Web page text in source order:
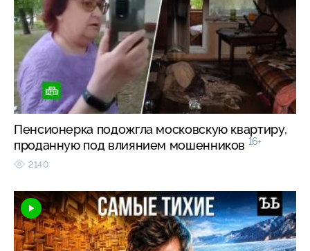
Пенсионерка подожгла московскую квартиру,
проданную под влиянием мошенников 16+
2140